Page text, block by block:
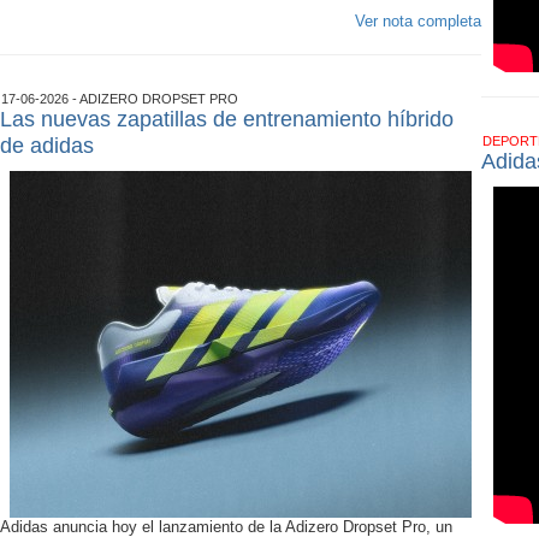
Ver nota completa
17-06-2026 - ADIZERO DROPSET PRO
Las nuevas zapatillas de entrenamiento híbrido
de adidas
Adidas anuncia hoy el lanzamiento de la Adizero Dropset Pro, un